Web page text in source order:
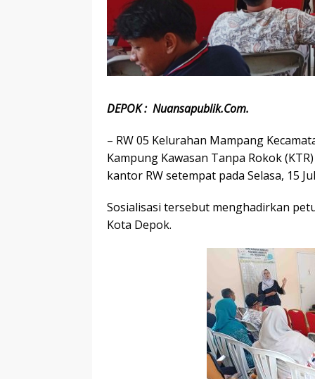
DEPOK : Nuansapublik.Com.
– RW 05 Kelurahan Mampang
Kampung Kawasan Tanpa Rokok
kantor RW setempat pada Selasa, 15
Sosialisasi tersebut menghadirkan
Kota Depok.